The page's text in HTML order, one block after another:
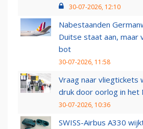
30-07-2026, 12:10
Nabestaanden
Duitse staat aan, maar
bot
30-07-2026, 11:58
Vraag naar vliegtickets
druk door oorlog in het
30-07-2026, 10:36
SWISS-Airbus A330